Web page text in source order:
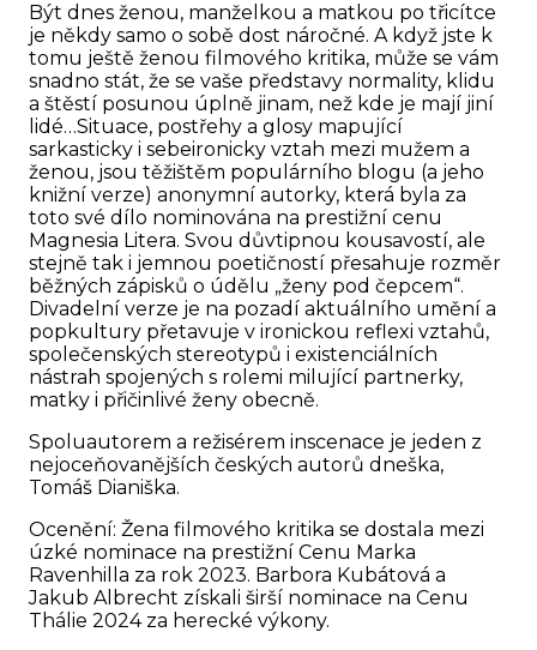
Být dnes ženou, manželkou a matkou po třicítce
je někdy samo o sobě dost náročné. A když jste k
tomu ještě ženou filmového kritika, může se vám
snadno stát, že se vaše představy normality, klidu
a štěstí posunou úplně jinam, než kde je mají jiní
lidé…Situace, postřehy a glosy mapující
sarkasticky i sebeironicky vztah mezi mužem a
ženou, jsou těžištěm populárního blogu (a jeho
knižní verze) anonymní autorky, která byla za
toto své dílo nominována na prestižní cenu
Magnesia Litera. Svou důvtipnou kousavostí, ale
stejně tak i jemnou poetičností přesahuje rozměr
běžných zápisků o údělu „ženy pod čepcem“.
Divadelní verze je na pozadí aktuálního umění a
popkultury přetavuje v ironickou reflexi vztahů,
společenských stereotypů i existenciálních
nástrah spojených s rolemi milující partnerky,
matky i přičinlivé ženy obecně.
Spoluautorem a režisérem inscenace je jeden z
nejoceňovanějších českých autorů dneška,
Tomáš Dianiška.
Ocenění: Žena filmového kritika se dostala mezi
úzké nominace na prestižní Cenu Marka
Ravenhilla za rok 2023. Barbora Kubátová a
Jakub Albrecht získali širší nominace na Cenu
Thálie 2024 za herecké výkony.